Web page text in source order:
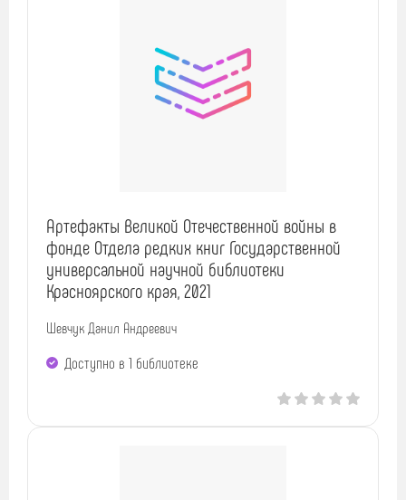
Артефакты Великой Отечественной войны в
фонде Отдела редких книг Государственной
универсальной научной библиотеки
Красноярского края, 2021
Шевчук Данил Андреевич
Доступно в 1 библиотекe